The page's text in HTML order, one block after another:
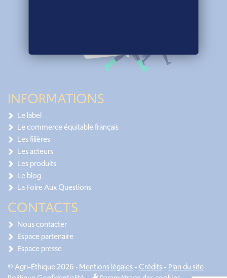
INFORMATIONS
Le label
Le commerce équitable français
Les filières
Les acteurs
Les produits
Le blog
La Foire Aux Questions
CONTACTS
Nous contacter
Espace partenaire
Espace presse
© Agri-Éthique 2026 •Mentions légales- Crédits- Plan du site